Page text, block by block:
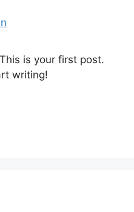
is your first post.
writing!